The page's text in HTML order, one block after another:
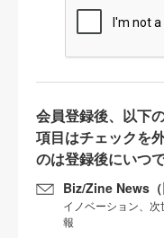
会員登録後、以下
項目はチェックを
のは登録後にいつ
Biz/Zine News（
イノベーション、
報